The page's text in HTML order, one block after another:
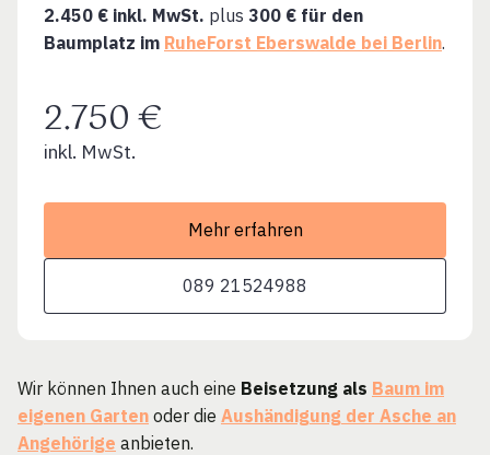
2.450 € inkl. MwSt. plus 300 € für den
Baumplatz im RuheForst Eberswalde bei Berlin.
2.750 €
inkl. MwSt.
Mehr erfahren
089 21524988
Wir können Ihnen auch eine Beisetzung als Baum im
eigenen Garten oder die Aushändigung der Asche an
Angehörige anbieten.